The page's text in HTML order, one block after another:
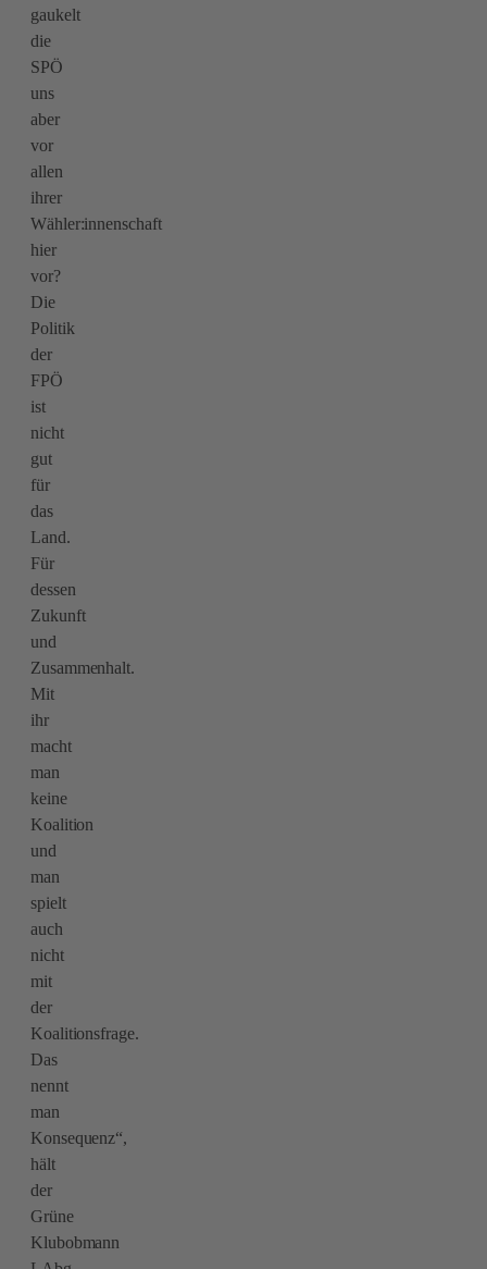
gaukelt
die
SPÖ
uns
aber
vor
allen
ihrer
Wähler:innenschaft
hier
vor?
Die
Politik
der
FPÖ
ist
nicht
gut
für
das
Land.
Für
dessen
Zukunft
und
Zusammenhalt.
Mit
ihr
macht
man
keine
Koalition
und
man
spielt
auch
nicht
mit
der
Koalitionsfrage.
Das
nennt
man
Konsequenz“,
hält
der
Grüne
Klubobmann